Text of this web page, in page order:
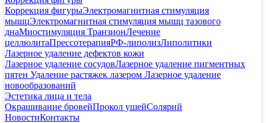
Коррекция фигурыЭлектромагнитная стимуляция
мышцЭлектромагнитная стимуляция мышц тазового
днаМиостимуляция ТранзионЛечение
целлюлитаПрессотерапияРФ-липолизЛиполитики
Лазерное удаление дефектов кожи
Лазерное удаление сосудовЛазерное удаление пигментных
пятен Удаление растяжек лазером Лазерное удаление
новообразований
Эстетика лица и тела
Окрашивание бровейПрокол ушейСолярий
НовостиКонтакты